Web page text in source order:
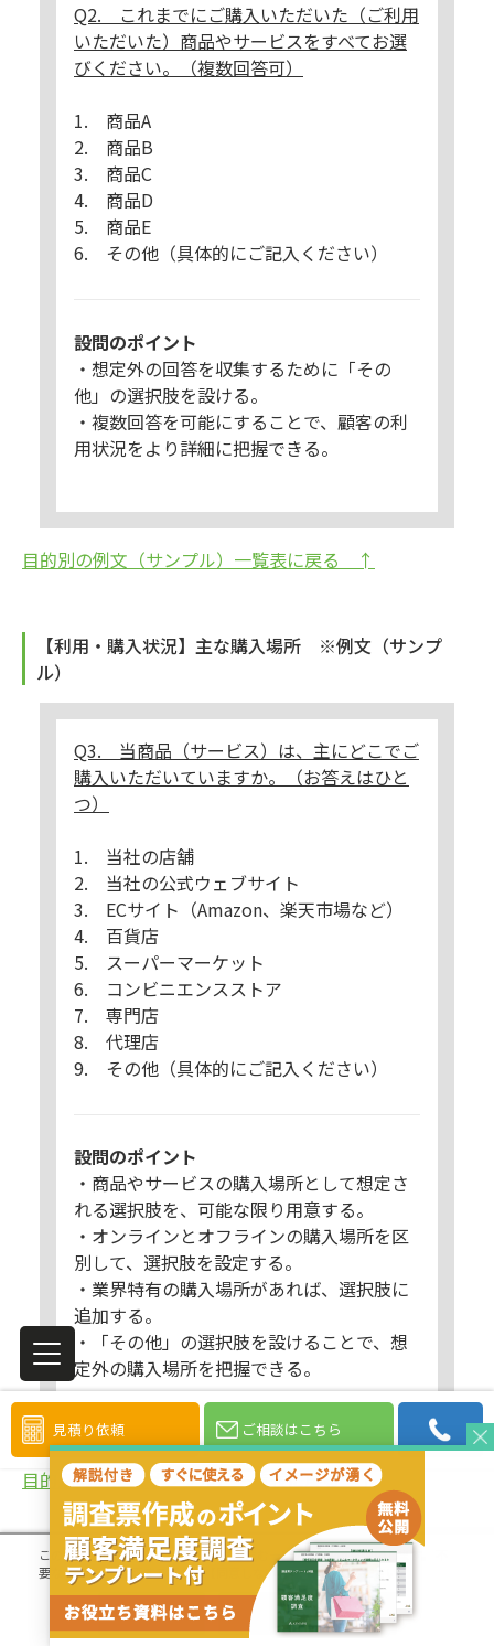
Q2. これまでにご購入いただいた（ご利用
いただいた）商品やサービスをすべてお選
びください。（複数回答可）
1. 商品A
2. 商品B
3. 商品C
4. 商品D
5. 商品E
6. その他（具体的にご記入ください）
設問のポイント
・想定外の回答を収集するために「その
他」の選択肢を設ける。
・複数回答を可能にすることで、顧客の利
用状況をより詳細に把握できる。
目的別の例文（サンプル）一覧表に戻る ↑
【利用・購入状況】主な購入場所 ※例文（サンプ
ル）
Q3. 当商品（サービス）は、主にどこでご
購入いただいていますか。（お答えはひと
つ）
1. 当社の店舗
2. 当社の公式ウェブサイト
3. ECサイト（Amazon、楽天市場など）
4. 百貨店
5. スーパーマーケット
6. コンビニエンスストア
7. 専門店
8. 代理店
9. その他（具体的にご記入ください）
設問のポイント
・商品やサービスの購入場所として想定さ
れる選択肢を、可能な限り用意する。
・オンラインとオフラインの購入場所を区
別して、選択肢を設定する。
・業界特有の購入場所があれば、選択肢に
追加する。
・「その他」の選択肢を設けることで、想
定外の購入場所を把握できる。
目的別の例文（サンプル）一覧表に戻る ↑
【利用・購入状況】購入するタイミング ※例文（サ
ンプル）
見積り依頼 ご相談はこちら
このサイトでは、プロファイリングを含む一部の Cookie を使用します。
要な Cookie を拒否する場合は【同意しない】を選択してください。
同意しない 同意する